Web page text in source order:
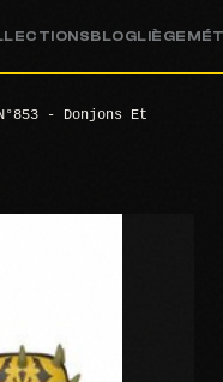
BLOGLIÈGE
- Donjons Et